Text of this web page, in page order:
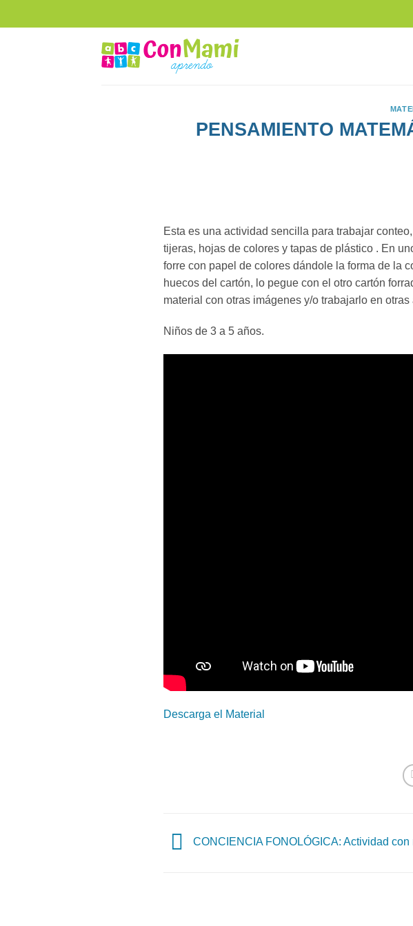
PENSAMIENTO
Esta es una actividad sencilla para trabajar
tijeras, hojas de colores y tapas de plástico . En
forre con papel de colores dándole la forma de la
huecos del cartón, lo pegue con el otro cartón
material con otras imágenes y/o trabajarlo en
Niños de 3 a 5 años.
Descarga el Material
CONCIENCIA FONOLÓGICA: Actividad con